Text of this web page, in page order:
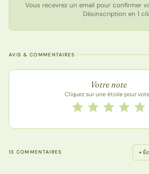
Vous recevrez un email pour confirmer
Désinscription en 1
AVIS & COMMENTAIRES
Note de la recette
Votre note
Cliquez sur une étoile pour
Notez cette recette
5
4
3 étoiles
2 étoiles
1 étoile
13 COMMENTAIRES +